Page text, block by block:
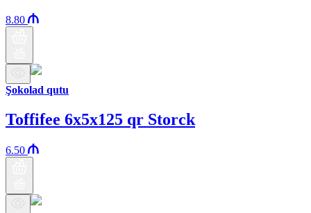
8.80
Şokolad qutu
Toffifee 6x5x125 qr Storck
6.50